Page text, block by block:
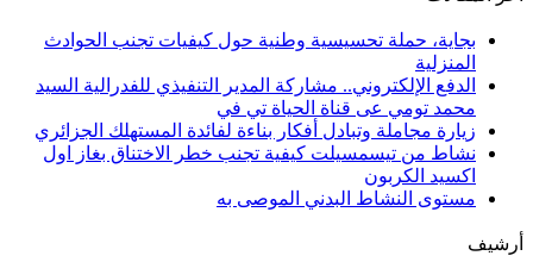
بجاية، حملة تحسيسية وطنية حول كيفيات تجنب الحوادث
المنزلية
الدفع الإلكتروني.. مشاركة المدير التنفيذي للفدرالية السيد
محمد تومي عى قناة الحياة تي في
زيارة مجاملة وتبادل أفكار بناءة لفائدة المستهلك الجزائري
نشاط من تيسمسيلت كيفية تجنب خطر الاختناق بغاز اول
اكسيد الكربون
مستوى النشاط البدني الموصى به
أرشيف